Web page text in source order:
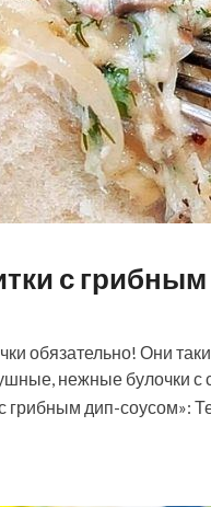
с
обязательно! Они
нежные булочки
грибным дип-соусом»: